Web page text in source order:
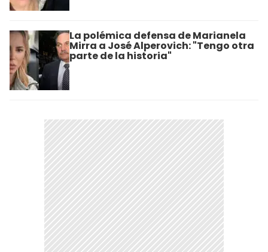
La polémica defensa de Marianela
Mirra a José Alperovich: "Tengo otra
parte de la historia"